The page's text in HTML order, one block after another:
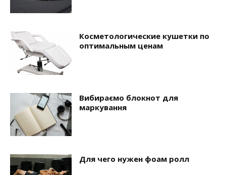
Косметологические кушетки по
оптимальным ценам
Вибираємо блокнот для
маркування
Для чего нужен фоам ролл